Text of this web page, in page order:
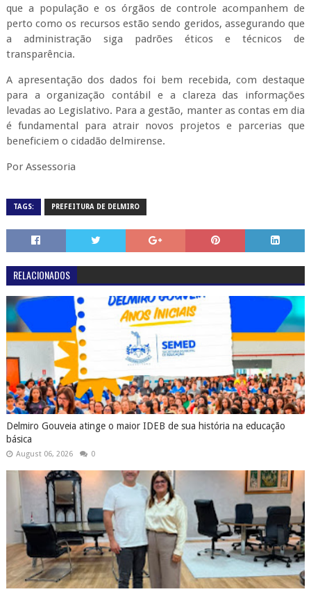
que a população e os órgãos de controle acompanhem de
perto como os recursos estão sendo geridos, assegurando que
a administração siga padrões éticos e técnicos de
transparência.
A apresentação dos dados foi bem recebida, com destaque
para a organização contábil e a clareza das informações
levadas ao Legislativo. Para a gestão, manter as contas em dia
é fundamental para atrair novos projetos e parcerias que
beneficiem o cidadão delmirense.
Por Assessoria
TAGS: PREFEITURA DE DELMIRO
RELACIONADOS
Delmiro Gouveia atinge o maior IDEB de sua história na educação
básica
August 06, 2026 0